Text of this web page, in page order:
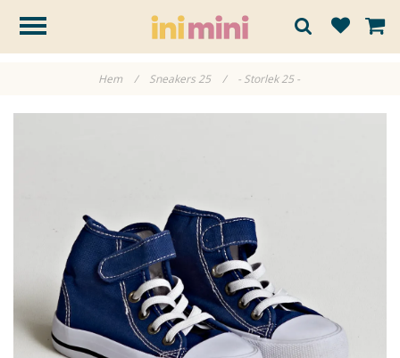
Hem / Sneakers 25 / - Storlek 25 -